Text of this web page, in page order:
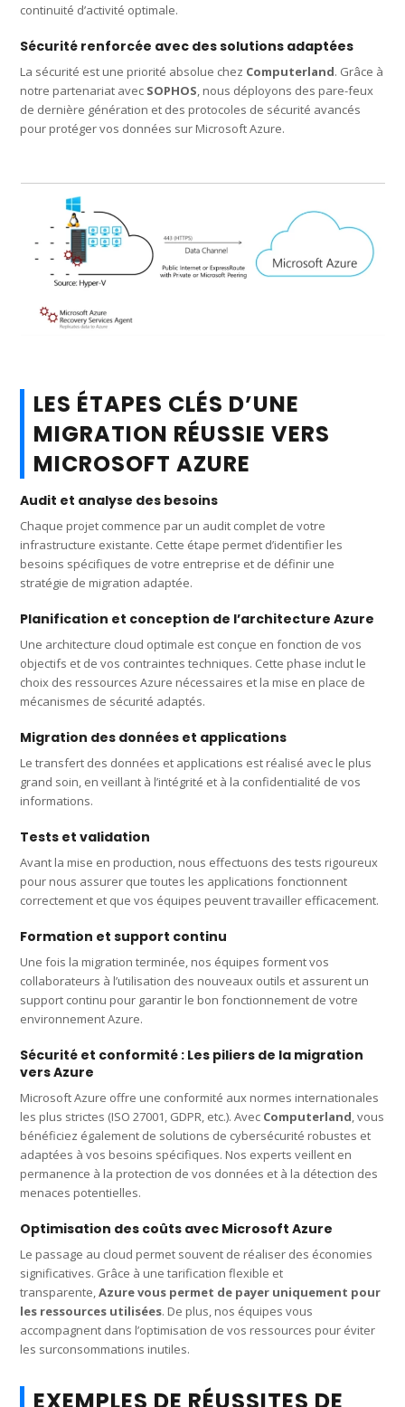
continuité d’activité optimale.
Sécurité renforcée avec des solutions adaptées
La sécurité est une priorité absolue chez Computerland. Grâce à
notre partenariat avec SOPHOS, nous déployons des pare-feux
de dernière génération et des protocoles de sécurité avancés
pour protéger vos données sur Microsoft Azure.
LES ÉTAPES CLÉS D’UNE
MIGRATION RÉUSSIE VERS
MICROSOFT AZURE
Audit et analyse des besoins
Chaque projet commence par un audit complet de votre
infrastructure existante. Cette étape permet d’identifier les
besoins spécifiques de votre entreprise et de définir une
stratégie de migration adaptée.
Planification et conception de l’architecture Azure
Une architecture cloud optimale est conçue en fonction de vos
objectifs et de vos contraintes techniques. Cette phase inclut le
choix des ressources Azure nécessaires et la mise en place de
mécanismes de sécurité adaptés.
Migration des données et applications
Le transfert des données et applications est réalisé avec le plus
grand soin, en veillant à l’intégrité et à la confidentialité de vos
informations.
Tests et validation
Avant la mise en production, nous effectuons des tests rigoureux
pour nous assurer que toutes les applications fonctionnent
correctement et que vos équipes peuvent travailler efficacement.
Formation et support continu
Une fois la migration terminée, nos équipes forment vos
collaborateurs à l’utilisation des nouveaux outils et assurent un
support continu pour garantir le bon fonctionnement de votre
environnement Azure.
Sécurité et conformité : Les piliers de la migration
vers Azure
Microsoft Azure offre une conformité aux normes internationales
les plus strictes (ISO 27001, GDPR, etc.). Avec Computerland, vous
bénéficiez également de solutions de cybersécurité robustes et
adaptées à vos besoins spécifiques. Nos experts veillent en
permanence à la protection de vos données et à la détection des
menaces potentielles.
Optimisation des coûts avec Microsoft Azure
Le passage au cloud permet souvent de réaliser des économies
significatives. Grâce à une tarification flexible et
transparente,Azure vous permet de payer uniquement pour
les ressources utilisées. De plus, nos équipes vous
accompagnent dans l’optimisation de vos ressources pour éviter
les surconsommations inutiles.
EXEMPLES DE RÉUSSITES DE